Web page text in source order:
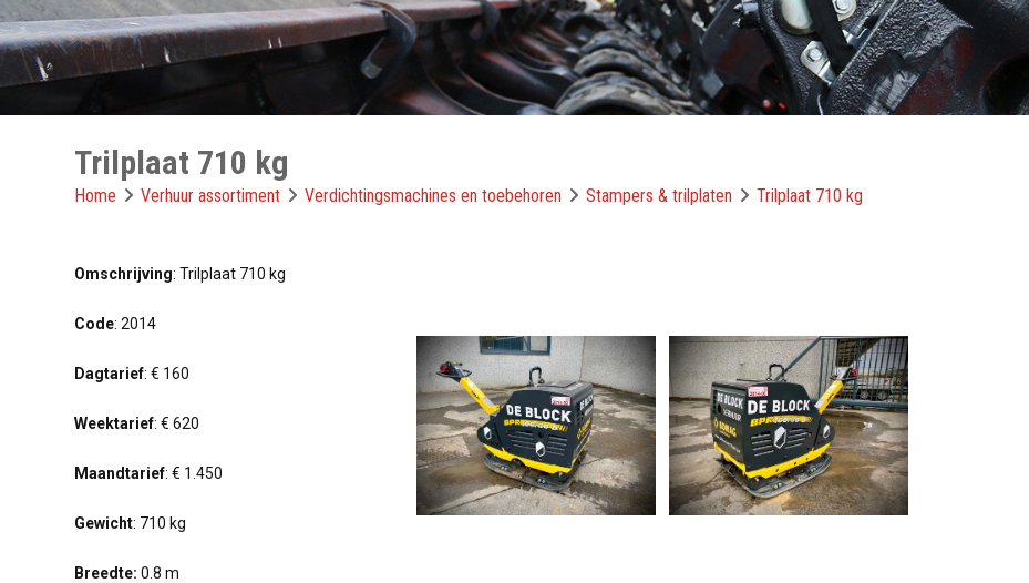
Trilplaat 710 kg
Home Verhuur assortiment Verdichtingsmachines en toebehoren Stampers & trilplaten Trilplaat 710 kg
Omschrijving: Trilplaat 710 kg
Code: 2014
Dagtarief: € 160
Weektarief: € 620
Maandtarief: € 1.450
Gewicht: 710 kg
Breedte: 0.8 m